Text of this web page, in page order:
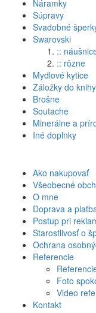
Náramky
Súpravy
Svadobné
Swarovski
::
:: rôzne
Mydlové kytice
Záložky do knihy
Brošne
Soutache
Minerálne a
Iné doplnky
Ako nakupovať
Všeobecné
O mne
Doprava a
Postup pri
Starostlivosť o
Ochrana
Referencie
Foto
Video
Kontakt